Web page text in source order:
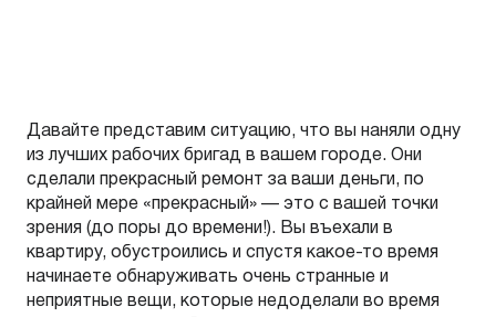
Давайте представим ситуацию, что вы наняли одну
из лучших рабочих бригад в вашем городе. Они
сделали прекрасный ремонт за ваши деньги, по
крайней мере «прекрасный» — это с вашей точки
зрения (до поры до времени!). Вы въехали в
квартиру, обустроились и спустя какое-то время
начинаете обнаруживать очень странные и
неприятные вещи, которые недоделали во время